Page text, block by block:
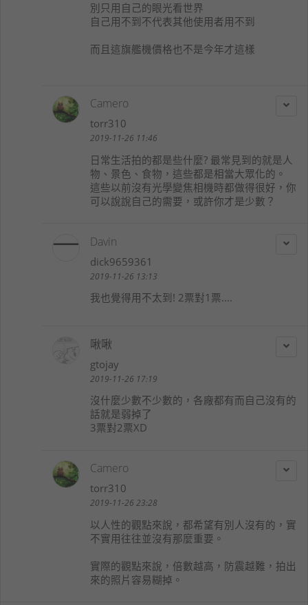
別只用自己的眼光看世界
自己用不到不代表其他使用者用不到
而且這旗艦機價格也不是今年才這樣
Camero
torr310
2019-11-26 11:46
日常生活拍的都是些什麼? 最常見到的就是人
物、景色、食物，這些都是相當大眾化的。
這些以前沒有光學變焦相機時都做得很好，你
可以說說自己的需要，或許你才是少數？
Davin
dick9659361
2019-11-26 13:13
我也覺得用不太到! 2票對1票....
啾啾
gtojay
2019-11-26 17:19
沒什麼少數不少數的，各廠都有而自己沒有的
話就是弱掉了
3票對2票XD
Camero
torr310
2019-11-26 23:28
以人性的觀點來說，都希望有別人沒有的，實
不實用往往並沒有那麼重要。
實際的觀點來說，倍數越高，防震越難，拍出
來的照片容易糊掉。